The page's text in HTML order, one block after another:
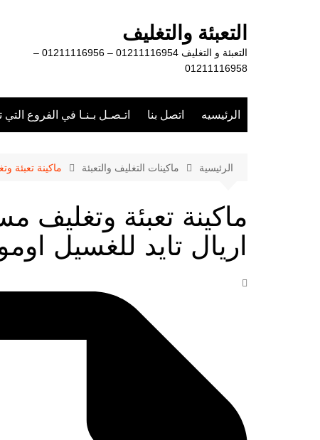
التعبئة والتغليف
التعبئة و التغليف 01211116954 – 01211116956 –
01211116958
الرئيسيه اتصل بنا اتـصـل بـنـا في الفروع التي
الرئيسية ماكينات التغليف والتعبئة ماكينة تعبئة
ماكينة تعبئة
اريال تايد للغسيل